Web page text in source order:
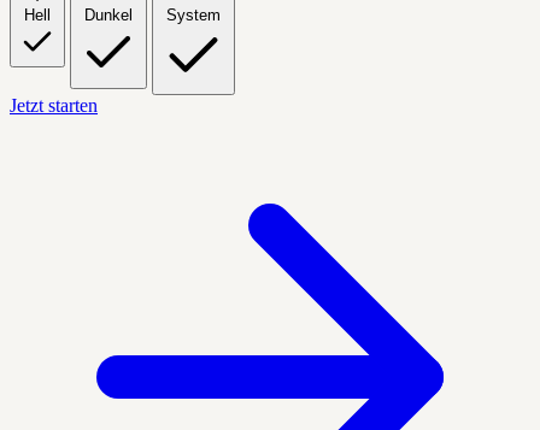
Hell Dunkel System
Jetzt starten